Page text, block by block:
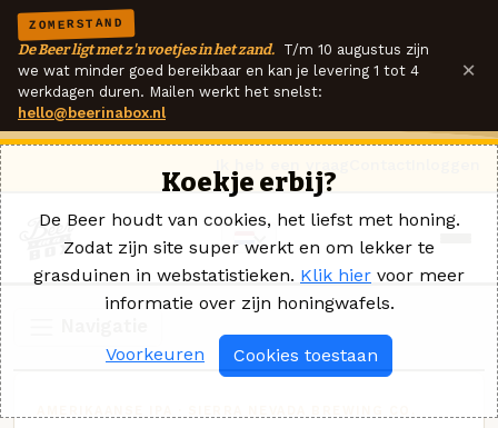
ZOMERSTAND
De Beer ligt met z'n voetjes in het zand. T/m 10 augustus zijn
we wat minder goed bereikbaar en kan je levering 1 tot 4
werkdagen duren. Mailen werkt het snelst:
hello@beerinabox.nl
×
Koekje erbij?
De Beer houdt van cookies, het liefst met honing.
Zodat zijn site super werkt en om lekker te
grasduinen in webstatistieken. Klik hier voor meer
informatie over zijn honingwafels.
Voorkeuren Cookies toestaan